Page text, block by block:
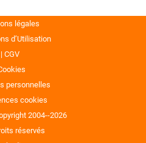
légales
d’Utilisation
CGV
personnelles
cookies
2004--2026
réservés